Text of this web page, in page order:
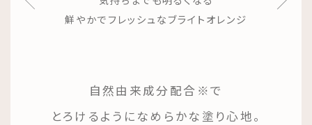
鮮やかでフレッシュなブライトオレンジ
自然由来成分配合※で
とろけるようになめらかな塗り心地。